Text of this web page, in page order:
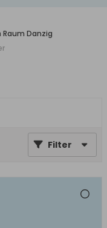
Danzig
Filter